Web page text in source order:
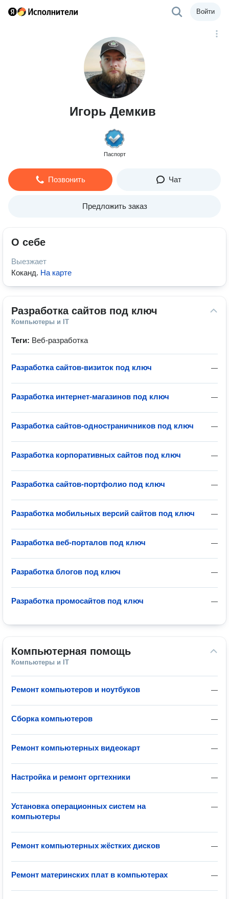
Войти
Игорь Демкив
Паспорт
Позвонить Чат
Предложить заказ
О себе
Выезжает
Коканд. На карте
Разработка сайтов под ключ
Компьютеры и IT
Теги: Веб-разработка
—
Разработка сайтов-визиток под ключ
—
Разработка интернет-магазинов под ключ
—
Разработка сайтов-одностраничников под ключ
—
Разработка корпоративных сайтов под ключ
—
Разработка сайтов-портфолио под ключ
—
Разработка мобильных версий сайтов под ключ
—
Разработка веб-порталов под ключ
—
Разработка блогов под ключ
—
Разработка промосайтов под ключ
Компьютерная помощь
Компьютеры и IT
—
Ремонт компьютеров и ноутбуков
—
Сборка компьютеров
—
Ремонт компьютерных видеокарт
—
Настройка и ремонт оргтехники
—
Установка операционных систем на
компьютеры
—
Ремонт компьютерных жёстких дисков
—
Ремонт материнских плат в компьютерах